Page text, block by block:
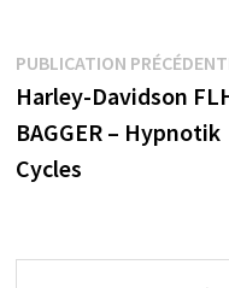
Navigation
de
l’article
PUBLICATION
Harley-Davidson
BAGGER – Hypnotik
Cycles